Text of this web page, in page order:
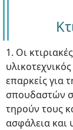
1. Οι
επαρκείς για
σπουδαστών
τηρούν τους
ασφάλεια και